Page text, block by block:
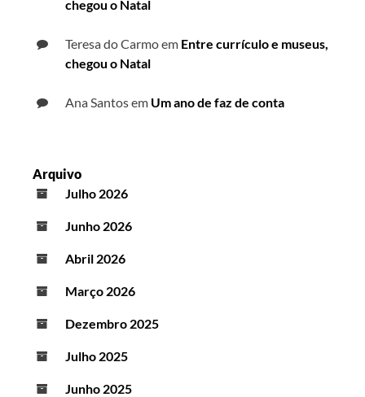
chegou o Natal
Teresa do Carmoem Entre currículo e museus,
chegou o Natal
Ana Santosem Um ano de faz de conta
Arquivo
Julho 2026
Junho 2026
Abril 2026
Março 2026
Dezembro 2025
Julho 2025
Junho 2025